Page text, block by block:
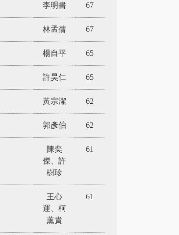
李明書 67
林孟蒨 67
楊自平 65
許昊仁 65
黃宗潔 62
郭彥伯 62
陳奕
傑、許
樹珍
61
王心
運、柯
薰貴
61